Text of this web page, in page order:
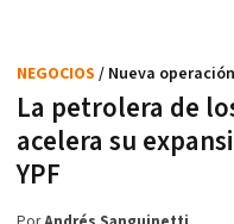
La petrolera de
acelera su
YPF
NEGOCIOS / Nueva operación